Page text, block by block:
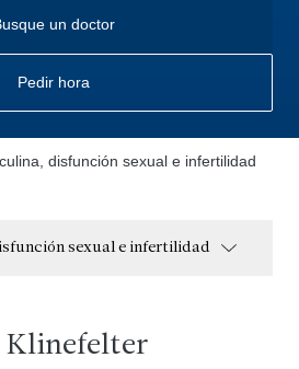
un doctor
Pedir hora
disfunción sexual e infertilidad
sexual e infertilidad
Klinefelter